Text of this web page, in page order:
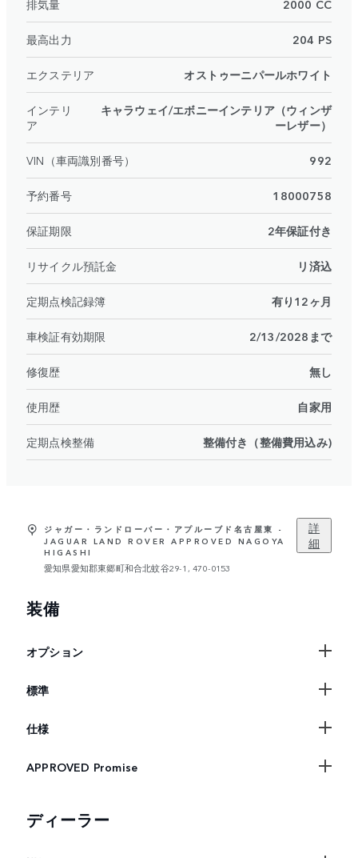
排気量 2000 CC
最高出力 204 PS
エクステリア オストゥーニパールホワイト
インテリ
ア
キャラウェイ/エボニーインテリア（ウィンザ
ーレザー）
VIN（車両識別番号） 992
予約番号 18000758
保証期限 2年保証付き
リサイクル預託金 リ済込
定期点検記録簿 有り12ヶ月
車検証有効期限 2/13/2028まで
修復歴 無し
使用歴 自家用
定期点検整備 整備付き（整備費用込み)
ジャガー・ランドローバー・アプルーブド名古屋東 -
JAGUAR LAND ROVER APPROVED NAGOYA
HIGASHI
愛知県愛知郡東郷町和合北蚊谷29-1, 470-0153
詳
細
装備
オプション
標準
仕様
APPROVED Promise
ディーラー